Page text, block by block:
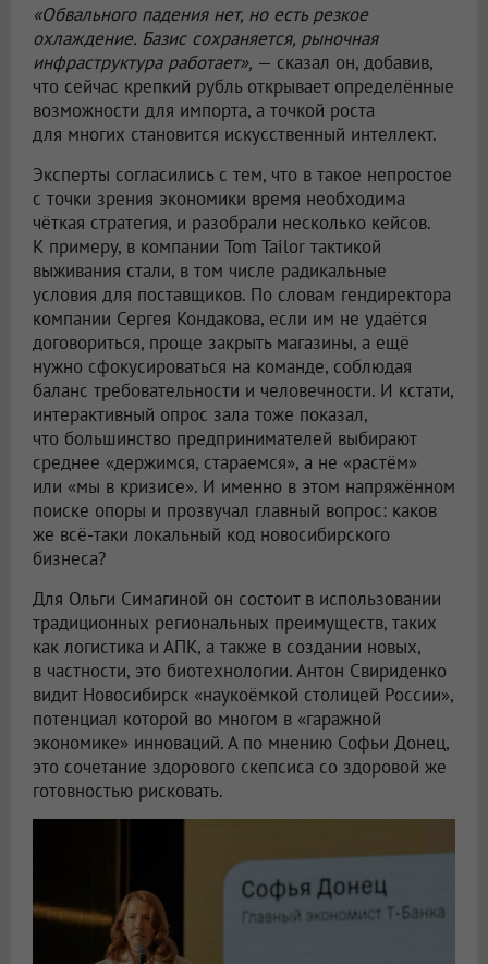
«Обвального падения нет, но есть резкое
охлаждение. Базис сохраняется, рыночная
инфраструктура работает», — сказал он, добавив,
что сейчас крепкий рубль открывает определённые
возможности для импорта, а точкой роста
для многих становится искусственный интеллект.
Эксперты согласились с тем, что в такое непростое
с точки зрения экономики время необходима
чёткая стратегия, и разобрали несколько кейсов.
К примеру, в компании Tom Tailor тактикой
выживания стали, в том числе радикальные
условия для поставщиков. По словам гендиректора
компании Сергея Кондакова, если им не удаётся
договориться, проще закрыть магазины, а ещё
нужно сфокусироваться на команде, соблюдая
баланс требовательности и человечности. И кстати,
интерактивный опрос зала тоже показал,
что большинство предпринимателей выбирают
среднее «держимся, стараемся», а не «растём»
или «мы в кризисе». И именно в этом напряжённом
поиске опоры и прозвучал главный вопрос: каков
же всё-таки локальный код новосибирского
бизнеса?
Для Ольги Симагиной он состоит в использовании
традиционных региональных преимуществ, таких
как логистика и АПК, а также в создании новых,
в частности, это биотехнологии. Антон Свириденко
видит Новосибирск «наукоёмкой столицей России»,
потенциал которой во многом в «гаражной
экономике» инноваций. А по мнению Софьи Донец,
это сочетание здорового скепсиса со здоровой же
готовностью рисковать.